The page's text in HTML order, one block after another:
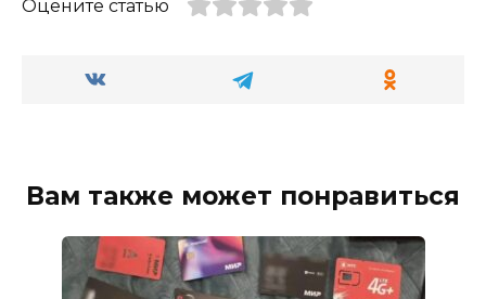
Оцените статью
Вам также может понравиться